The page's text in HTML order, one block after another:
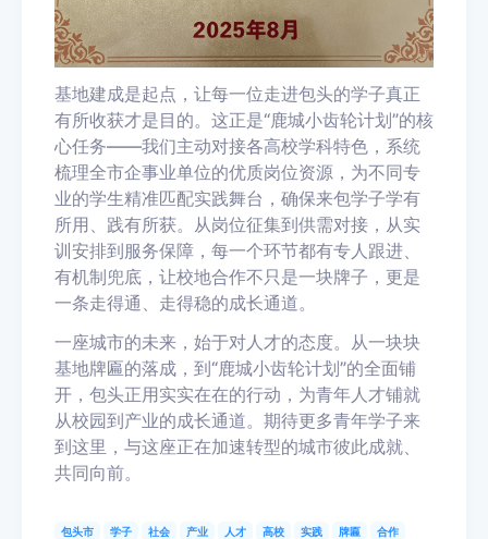
基地建成是起点，让每一位走进包头的学子真正
有所收获才是目的。这正是“鹿城小齿轮计划”的核
心任务——我们主动对接各高校学科特色，系统
梳理全市企事业单位的优质岗位资源，为不同专
业的学生精准匹配实践舞台，确保来包学子学有
所用、践有所获。从岗位征集到供需对接，从实
训安排到服务保障，每一个环节都有专人跟进、
有机制兜底，让校地合作不只是一块牌子，更是
一条走得通、走得稳的成长通道。
一座城市的未来，始于对人才的态度。从一块块
基地牌匾的落成，到“鹿城小齿轮计划”的全面铺
开，包头正用实实在在的行动，为青年人才铺就
从校园到产业的成长通道。期待更多青年学子来
到这里，与这座正在加速转型的城市彼此成就、
共同向前。
包头市 学子 社会 产业 人才 高校 实践 牌匾 合作